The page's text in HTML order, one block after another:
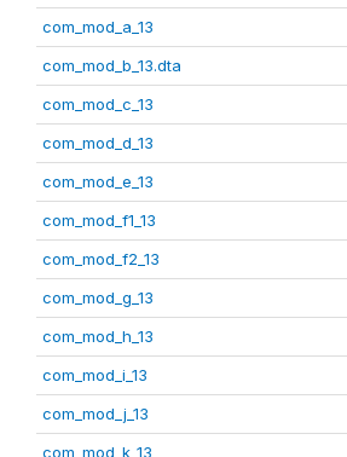
com_mod_a_13
com_mod_b_13.dta
com_mod_c_13
com_mod_d_13
com_mod_e_13
com_mod_f1_13
com_mod_f2_13
com_mod_g_13
com_mod_h_13
com_mod_i_13
com_mod_j_13
com_mod_k_13